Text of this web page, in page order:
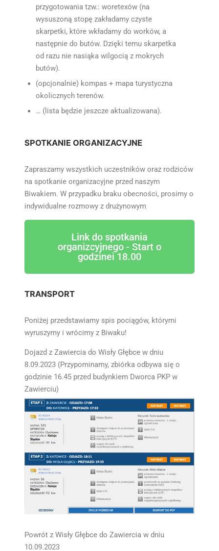
przygotowania tzw.: woretexów (na
wysuszoną stopę zakładamy czyste
skarpetki, które wkładamy do worków, a
następnie do butów. Dzięki temu skarpetka
od razu nie nasiąka wilgocią z mokrych
butów).
(opcjonalnie) kompas + mapa turystyczna
okolicznych terenów.
… (lista będzie jeszcze aktualizowana).
SPOTKANIE ORGANIZACYJNE
Zapraszamy wszystkich uczestników oraz rodziców
na spotkanie organizacyjne przed naszym
Biwakiem. W przypadku braku obecności, prosimy o
indywidualne rozmowy z drużynowym
Link do spotkania
organizcyjnego - Start o
godzinei 18.00
TRANSPORT
Poniżej przedstawiamy spis pociągów, którymi
wyruszymy i wrócimy z Biwaku!
Dojazd z Zawiercia do Wisły Głębce w dniu
8.09.2023 (Przypominamy, zbiórka odbywa się o
godzinie 16.45 przed budynkiem Dworca PKP w
Zawierciu)
Powrót z Wisły Głębce do Zawiercia w dniu
10.09.2023